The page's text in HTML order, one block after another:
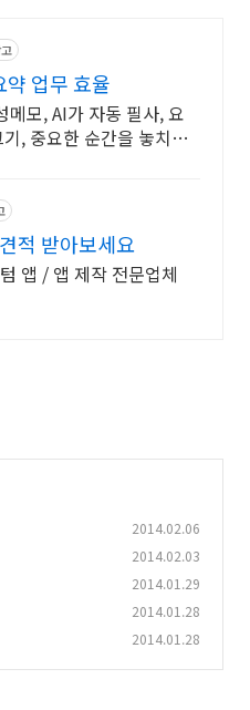
약 업무 효율
메모, AI가 자동 필사, 요
, 중요한 순간을 놓치지
적 받아보세요
앱 / 앱 제작 전문업체
2014.02.06
2014.02.03
2014.01.29
2014.01.28
2014.01.28